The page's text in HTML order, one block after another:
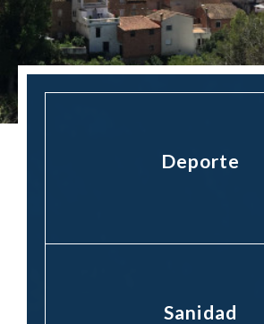
Deporte
Sanidad